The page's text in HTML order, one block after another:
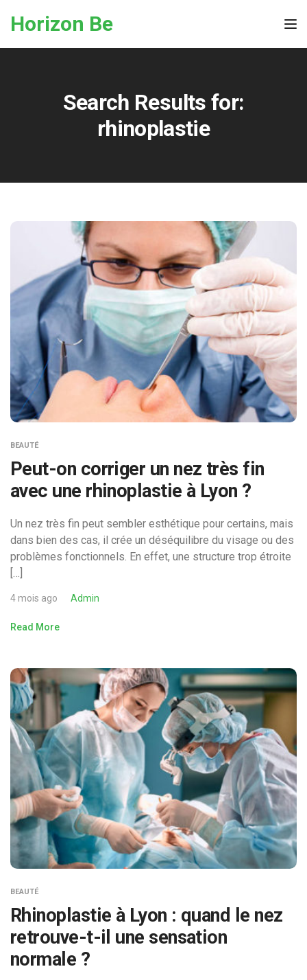
Horizon Be
Search Results for:
rhinoplastie
BEAUTÉ
Peut-on corriger un nez très fin
avec une rhinoplastie à Lyon ?
Un nez très fin peut sembler esthétique pour certains, mais
dans bien des cas, il crée un déséquilibre du visage ou des
problèmes fonctionnels. En effet, une structure trop étroite
[…]
4 mois ago Admin
Read More
BEAUTÉ
Rhinoplastie à Lyon : quand le nez
retrouve-t-il une sensation
normale ?